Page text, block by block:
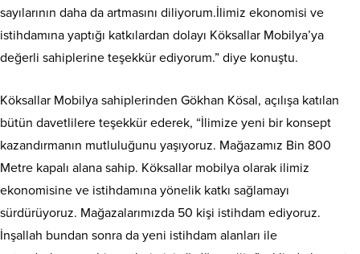
sayılarının daha da artmasını diliyorum.İlimiz ekonomisi ve
istihdamına yaptığı katkılardan dolayı Köksallar Mobilya’ya
değerli sahiplerine teşekkür ediyorum.” diye konuştu.
Köksallar Mobilya sahiplerinden Gökhan Kösal, açılışa katılan
bütün davetlilere teşekkür ederek, “İlimize yeni bir konsept
kazandırmanın mutluluğunu yaşıyoruz. Mağazamız Bin 800
Metre kapalı alana sahip. Köksallar mobilya olarak ilimiz
ekonomisine ve istihdamına yönelik katkı sağlamayı
sürdürüyoruz. Mağazalarımızda 50 kişi istihdam ediyoruz.
İnşallah bundan sonra da yeni istihdam alanları ile